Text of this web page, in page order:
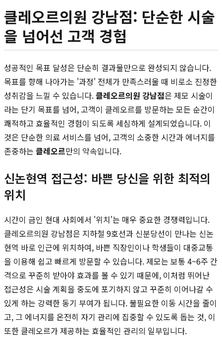
클레오르의원 강남점: 단순한 시술
을 넘어선 고객 경험
성공적인 목표 달성은 단순히 결과물만으로 완성되지 않습니다.
목표를 향해 나아가는 '과정' 전체가 만족스러울 때 비로소 진정한
성취감을 느낄 수 있습니다.클레오르의원 강남점은 제모 시술이
라는 단기 목표를 넘어, 고객이 클레오르를 방문하는 모든 순간이
쾌적하고 효율적인 경험이 되도록 세심하게 설계되었습니다. 이
것은 단순한 의료 서비스를 넘어, 고객의 소중한 시간과 에너지를
존중하는 클레오르만의 약속입니다.
신논현역 접근성: 바쁜 당신을 위한 최적의
위치
시간이 금인 현대 사회에서 '위치'는 매우 중요한 경쟁력입니다.
클레오르의원 강남점은 지하철 9호선과 신분당선이 만나는 신논
현역 바로 인근에 위치하여, 바쁜 직장인이나 학생들이 대중교통
을 이용해 쉽고 빠르게 방문할 수 있습니다. 제모는 보통 4~6주 간
격으로 꾸준히 받아야 효과를 볼 수 있기 때문에, 이처럼 뛰어난
접근성은 시술 계획을 중도에 포기하지 않고 꾸준히 이어나갈 수
있게 하는 강력한 동기 부여가 됩니다. 불필요한 이동 시간을 줄이
고, 그 에너지를 온전히 자기 관리에 집중할 수 있도록 돕는 것, 이
또한 클레오르가 제공하는 효율적인 관리의 일부입니다.